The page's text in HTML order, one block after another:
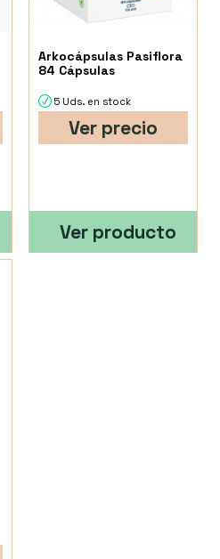
Arkocápsulas Pasiflora
84 Cápsulas
5 Uds. en stock
Ver precio
Ver producto